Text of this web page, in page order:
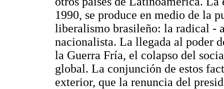
1990, se produce en medio de la
liberalismo brasileño: la radical -
nacionalista. La llegada al poder
la Guerra Fría, el colapso del
global. La conjunción de estos
exterior, que la renuncia del